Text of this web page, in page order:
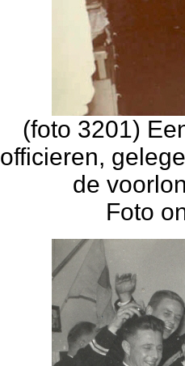
(foto 3201)
officieren,
de
Foto